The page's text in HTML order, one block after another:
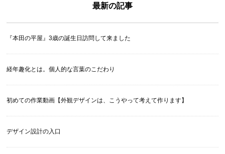
最新の記事
『本田の平屋』3歳の誕生日訪問して来ました
経年趣化とは。個人的な言葉のこだわり
初めての作業動画【外観デザインは、こうやって考えて作ります】
デザイン設計の入口